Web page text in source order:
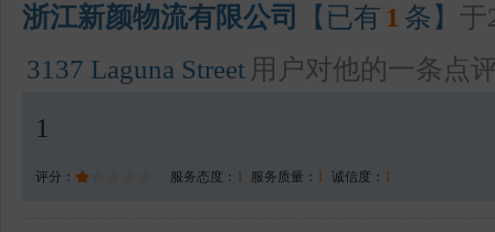
浙江新颜物流有限公司 【已有 1 条】 于
3137 Laguna Street 用户对他的一条点
1
评分： 服务态度： 1 服务质量： 1 诚信度： 1